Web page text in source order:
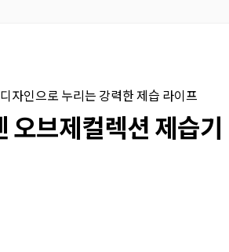
자인으로 누리는 강력한 제습 라이프
오브제컬렉션 제습기